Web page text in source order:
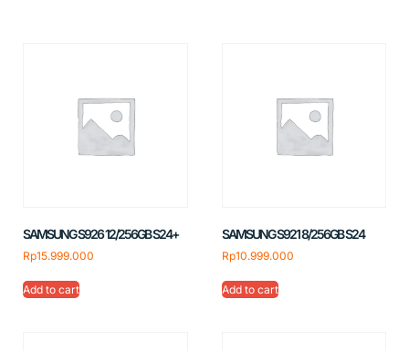
SAMSUNG S926 12/256GB S24+
Rp15.999.000
Add to cart
SAMSUNG S921 8/256GB S24
Rp10.999.000
Add to cart